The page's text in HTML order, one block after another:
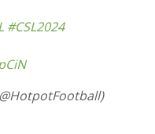
#CSL2024